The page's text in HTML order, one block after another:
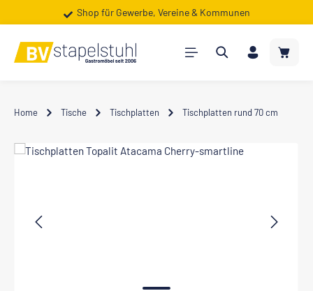
Zum Hauptinhalt springenShop für Gewerbe, Vereine & Kommunen
Home Tische Tischplatten Tischplatten rund 70 cm
Bildergalerie überspringen